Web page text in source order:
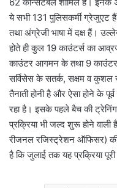
ये सभी 131 पुलिसकर्मी
तथा अंग्रेजी भाषा में दक्ष हैं।
होते ही कुल 19 काउंटर्स का
काउंटर आगमन के तथा 9 काउंटर
सर्विसेस के सतर्क, सक्षम व
तैनाती होनी है और ऐसा होने के
रहा है। इसके पहले बैच की ट्रेनिंग
प्रक्रिया भी जल्द शुरू होने वाली
रीजनल रजिस्ट्रेशन ऑफिसर) की
है कि जुलाई तक यह प्रक्रिया पूरी